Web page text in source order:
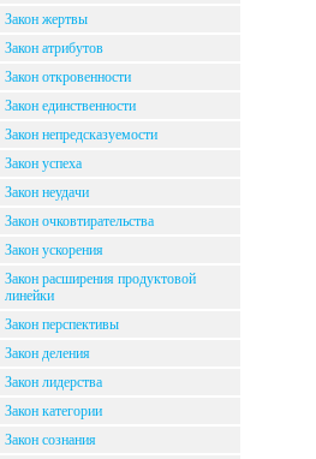
Закон жертвы
Закон атрибутов
Закон откровенности
Закон единственности
Закон непредсказуемости
Закон успеха
Закон неудачи
Закон очковтирательства
Закон ускорения
Закон расширения продуктовой
линейки
Закон перспективы
Закон деления
Закон лидерства
Закон категории
Закон сознания